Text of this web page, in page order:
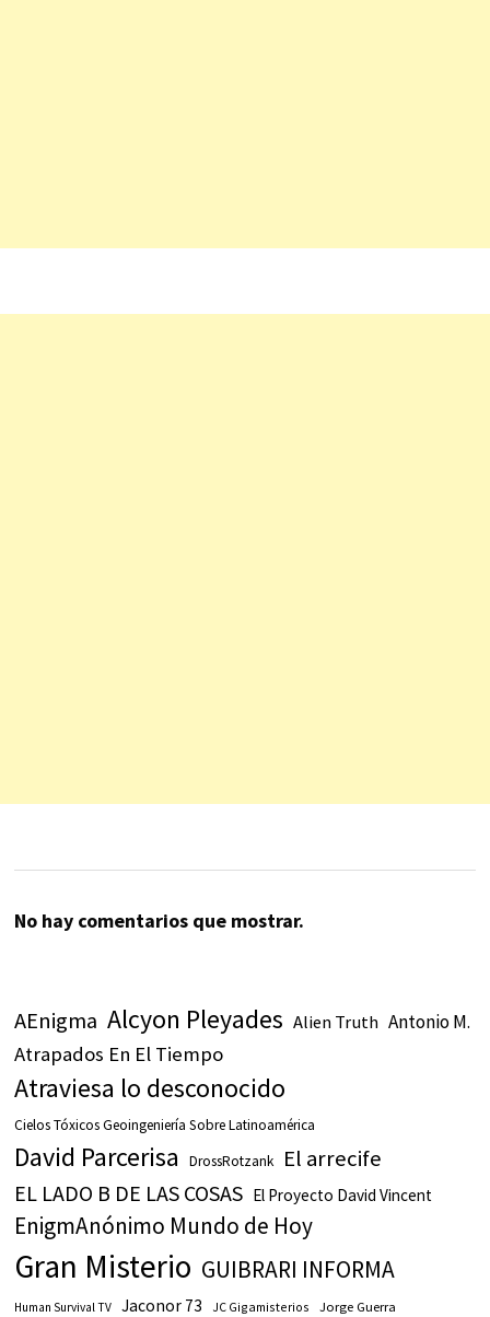
No hay comentarios que mostrar.
AEnigma Alcyon Pleyades Alien Truth Antonio M.
Atrapados En El Tiempo
Atraviesa lo desconocido
Cielos Tóxicos Geoingeniería Sobre Latinoamérica
David Parcerisa DrossRotzank El arrecife
EL LADO B DE LAS COSAS El Proyecto David Vincent
EnigmAnónimo Mundo de Hoy
Gran Misterio GUIBRARI INFORMA
Human Survival TV Jaconor 73 JC Gigamisterios Jorge Guerra